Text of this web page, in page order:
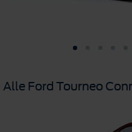
Alle Ford Tourneo